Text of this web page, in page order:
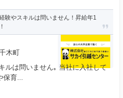
験やスキルは問いません！昇給年1
木町
ルは問いません｡ 当社に入社して
育...